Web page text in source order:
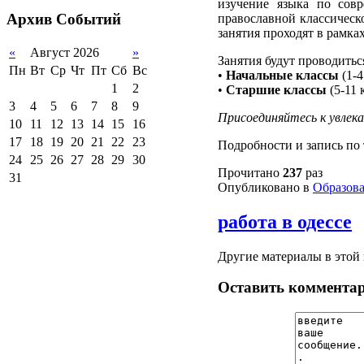
Международное
сотрудничество
Организация питания в
образовательной
организации
2011-2012 уч.год
Архив Событий
« Август 2026
»
Пн Вт Ср Чт Пт Сб Вс
1
2
3
4 5 6 7 8
9
10
11 12 13 14 15
16
17
18 19 20 21 22 23
24 25 26 27 28 29 30
31
изучение языка по
православной
занятия проходят в
Занятия будут
• Начальные классы (1-
• Старшие классы (5-11
Присоединяйтесь к
Подробности и запись по
Прочитано 237 раз
Опубликовано в
работа в одессе
Другие материалы в этой
Оставить